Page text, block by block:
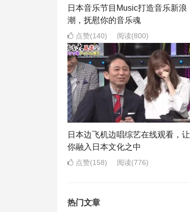
日本音乐节目Music打造音乐新浪
潮，抚慰你的音乐魂
点赞(140) 阅读(800)
日本边飞机边唱综艺在线观看，让
你融入日本文化之中
点赞(158) 阅读(776)
热门文章